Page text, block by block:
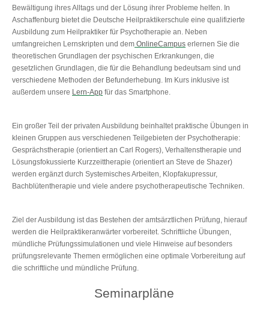
Bewältigung ihres Alltags und der Lösung ihrer Probleme helfen. In
Aschaffenburg bietet die Deutsche Heilpraktikerschule eine qualifizierte
Ausbildung zum Heilpraktiker für Psychotherapie an. Neben
umfangreichen Lernskripten und dem OnlineCampus erlernen Sie die
theoretischen Grundlagen der psychischen Erkrankungen, die
gesetzlichen Grundlagen, die für die Behandlung bedeutsam sind und
verschiedene Methoden der Befunderhebung. Im Kurs inklusive ist
außerdem unsere Lern-App für das Smartphone.
Ein großer Teil der privaten Ausbildung beinhaltet praktische Übungen in
kleinen Gruppen aus verschiedenen Teilgebieten der Psychotherapie:
Gesprächstherapie (orientiert an Carl Rogers), Verhaltenstherapie und
Lösungsfokussierte Kurzzeittherapie (orientiert an Steve de Shazer)
werden ergänzt durch Systemisches Arbeiten, Klopfakupressur,
Bachblütentherapie und viele andere psychotherapeutische Techniken.
Ziel der Ausbildung ist das Bestehen der amtsärztlichen Prüfung, hierauf
werden die Heilpraktikeranwärter vorbereitet. Schriftliche Übungen,
mündliche Prüfungssimulationen und viele Hinweise auf besonders
prüfungsrelevante Themen ermöglichen eine optimale Vorbereitung auf
die schriftliche und mündliche Prüfung.
Seminarpläne